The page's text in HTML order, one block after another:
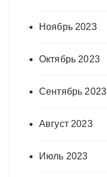
Ноябрь 2023
Октябрь 2023
Сентябрь 2023
Август 2023
Июль 2023